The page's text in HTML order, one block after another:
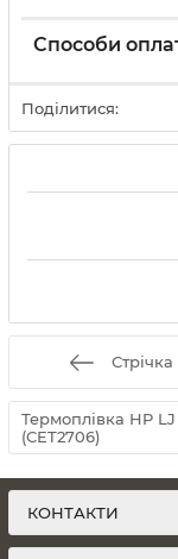
Способи
Поділитися:
Термоплівка HP
(CET2706)
КОНТАКТИ